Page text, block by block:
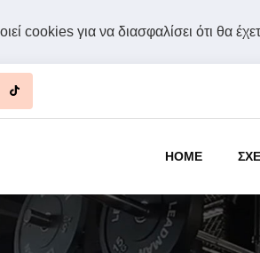
cookies για να διασφαλίσει ότι θα
HOME